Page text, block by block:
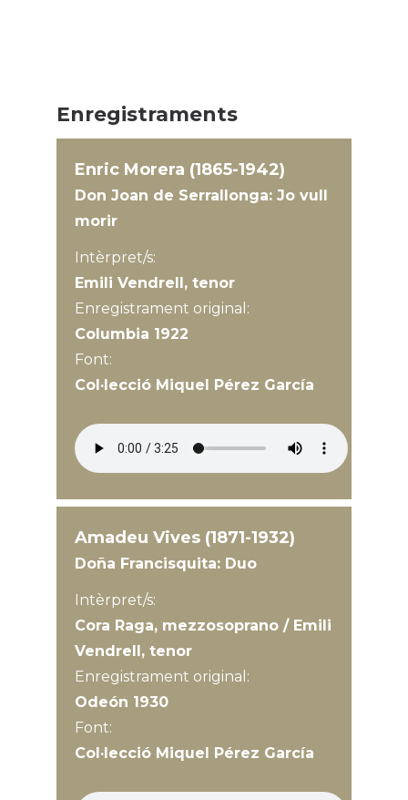
Enregistraments
Enric Morera (1865-1942)
Don Joan de Serrallonga: Jo vull
morir
Intèrpret/s:
Emili Vendrell, tenor
Enregistrament original:
Columbia 1922
Font:
Col·lecció Miquel Pérez García
Amadeu Vives (1871-1932)
Doña Francisquita: Duo
Intèrpret/s:
Cora Raga, mezzosoprano / Emili
Vendrell, tenor
Enregistrament original:
Odeón 1930
Font:
Col·lecció Miquel Pérez García